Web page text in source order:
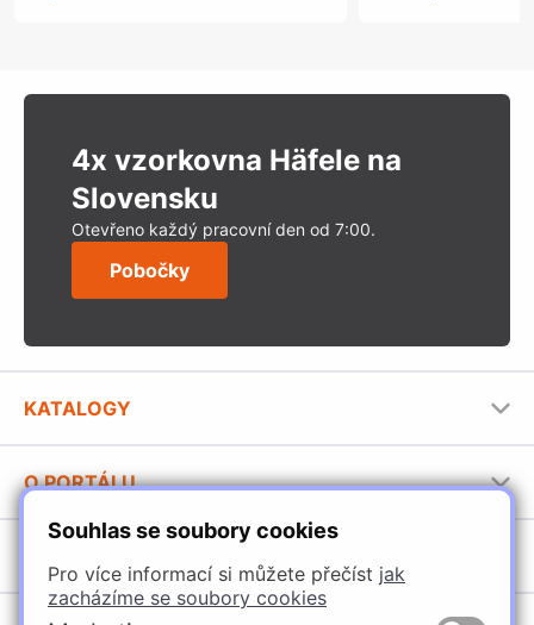
Souhlas se soubory cookies
Pro více informací si můžete přečíst jak
zacházíme se soubory cookies
4x vzorkovna Häfele na
Slovensku
Otevřeno každý pracovní den od 7:00.
Pobočky
KATALOGY
Stavební katalog Häfele
Brožury Häfele
O PORTÁLU
Provozovatel portálu
Jak používat portál
Úchytky